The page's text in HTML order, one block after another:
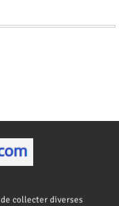
collecter diverses